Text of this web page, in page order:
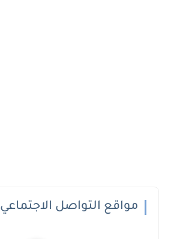
مواقع التواصل الاجتماعي